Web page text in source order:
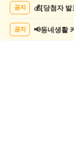
록
공지
공지 📢동네생활